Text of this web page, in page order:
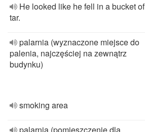
He looked like he fell in a bucket of
tar.
palarnia (wyznaczone miejsce do
palenia, najczęściej na zewnątrz
budynku)
smoking area